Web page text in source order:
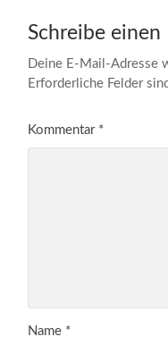
Schreibe einen
Deine E-Mail-Adresse
Erforderliche Felder
Kommentar *
Name *